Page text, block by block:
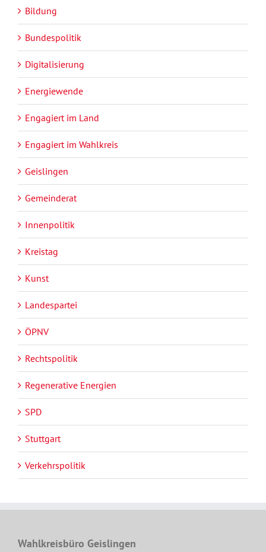
Bildung
Bundespolitik
Digitalisierung
Energiewende
Engagiert im Land
Engagiert im Wahlkreis
Geislingen
Gemeinderat
Innenpolitik
Kreistag
Kunst
Landespartei
ÖPNV
Rechtspolitik
Regenerative Energien
SPD
Stuttgart
Verkehrspolitik
Wahlkreisbüro Geislingen